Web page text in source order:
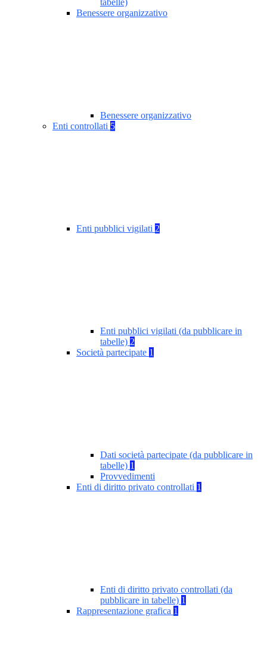
tabelle)
Benessere organizzativo
Benessere organizzativo
Enti controllati 5
Enti pubblici vigilati 2
Enti pubblici vigilati (da pubblicare in
tabelle) 2
Società partecipate 1
Dati società partecipate (da pubblicare in
tabelle) 1
Provvedimenti
Enti di diritto privato controllati 1
Enti di diritto privato controllati (da
pubblicare in tabelle) 1
Rappresentazione grafica 1